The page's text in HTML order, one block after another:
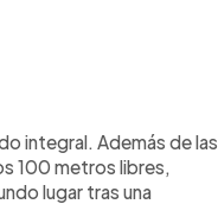
integral. Además de las
100 metros libres,
lugar tras una